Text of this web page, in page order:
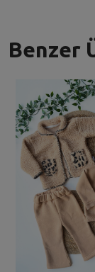
Benzer